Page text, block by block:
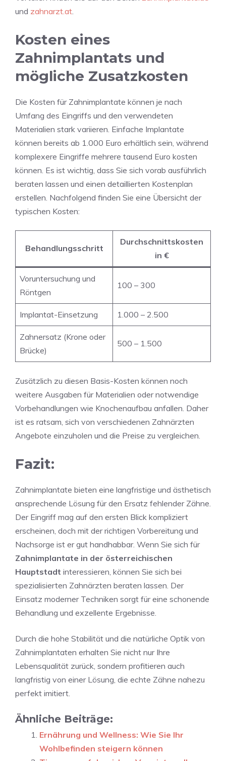
und zahnarzt.at.
Kosten eines
Zahnimplantats und
mögliche Zusatzkosten
Die Kosten für Zahnimplantate können je nach
Umfang des Eingriffs und den verwendeten
Materialien stark variieren. Einfache Implantate
können bereits ab 1.000 Euro erhältlich sein, während
komplexere Eingriffe mehrere tausend Euro kosten
können. Es ist wichtig, dass Sie sich vorab ausführlich
beraten lassen und einen detaillierten Kostenplan
erstellen. Nachfolgend finden Sie eine Übersicht der
typischen Kosten:
Behandlungsschritt
Durchschnittskosten
in €
Voruntersuchung und
Röntgen
100 – 300
Implantat-Einsetzung 1.000 – 2.500
Zahnersatz (Krone oder
Brücke)
500 – 1.500
Zusätzlich zu diesen Basis-Kosten können noch
weitere Ausgaben für Materialien oder notwendige
Vorbehandlungen wie Knochenaufbau anfallen. Daher
ist es ratsam, sich von verschiedenen Zahnärzten
Angebote einzuholen und die Preise zu vergleichen.
Fazit:
Zahnimplantate bieten eine langfristige und ästhetisch
ansprechende Lösung für den Ersatz fehlender Zähne.
Der Eingriff mag auf den ersten Blick kompliziert
erscheinen, doch mit der richtigen Vorbereitung und
Nachsorge ist er gut handhabbar. Wenn Sie sich für
Zahnimplantate in der österreichischen
Hauptstadt interessieren, können Sie sich bei
spezialisierten Zahnärzten beraten lassen. Der
Einsatz moderner Techniken sorgt für eine schonende
Behandlung und exzellente Ergebnisse.
Durch die hohe Stabilität und die natürliche Optik von
Zahnimplantaten erhalten Sie nicht nur Ihre
Lebensqualität zurück, sondern profitieren auch
langfristig von einer Lösung, die echte Zähne nahezu
perfekt imitiert.
Ähnliche Beiträge:
Ernährung und Wellness: Wie Sie Ihr
Wohlbefinden steigern können